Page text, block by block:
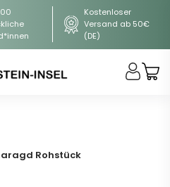
Kostenloser
Versand ab 50€
(DE)
Rohstück